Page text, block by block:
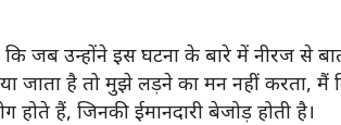
जब उन्होंने इस घटना के बारे में नीरज से
जाता है तो मुझे लड़ने का मन नहीं करता, मैं
हैं, जिनकी ईमानदारी बेजोड़ होती है।